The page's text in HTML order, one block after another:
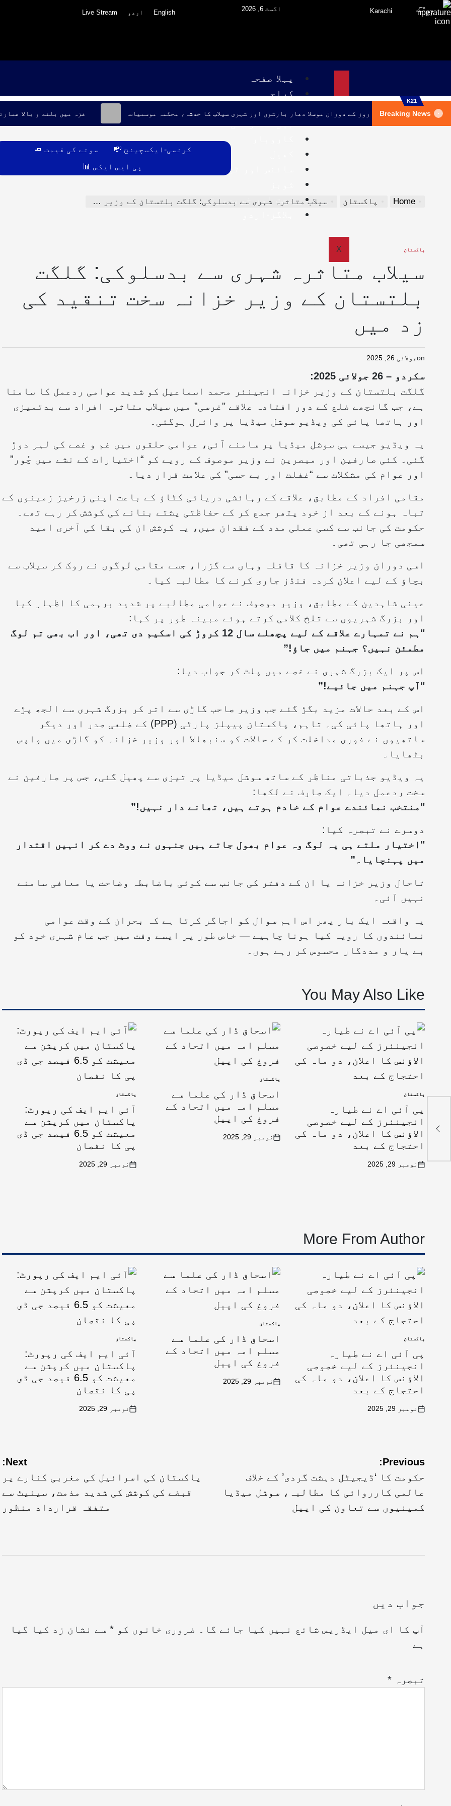
27
°C
Karachi اگست 6, 2026 English اردو Live Stream
پہلا صفحہ
کراچی
بین الاقوامی
سائنس اور ٹیکنالوجی
صحت اور خوبصورتی
X
K21
Breaking News غزہ میں بلند و بالا کراچی میں اگلے تین روز کے دوران موسلا دھار بارشوں اور شہری سیلاب کا خدشہ، محکمہ موسمیات
کرنسی-ایکسچینج 💸
سونے کی قیمت 🧈
پی ایس ایکس 📊
Home پاکستان سیلاب متاثرہ شہری سے بدسلوکی: گلگت بلتستان کے وزیر خزانہ سخت تنقید کی زد میں
پاکستان
سیلاب متاثرہ شہری سے بدسلوکی: گلگت
بلتستان کے وزیر خزانہ سخت تنقید کی
زد میں
onجولائی 26, 2025
سکردو – 26 جولائی 2025
:
گلگت بلتستان کے وزیر خزانہ انجینئر محمد اسماعیل کو شدید عوامی ردعمل کا سامنا
ہے، جب گانچھے ضلع کے دور افتادہ علاقے "غرسی” میں سیلاب متاثرہ افراد سے بدتمیزی
اور ہاتھا پائی کی ویڈیو سوشل میڈیا پر وائرل ہوگئی۔
یہ ویڈیو جیسے ہی سوشل میڈیا پر سامنے آئی، عوامی حلقوں میں غم و غصے کی لہر دوڑ
گئی۔ کئی صارفین اور مبصرین نے وزیر موصوف کے رویے کو “اختیارات کے نشے میں چُور”
اور عوام کی مشکلات سے “غفلت اور بے حسی” کی علامت قرار دیا۔
مقامی افراد کے مطابق، علاقے کے رہائشی دریائی کٹاؤ کے باعث اپنی زرخیز زمینوں کے
تباہ ہونے کے بعد از خود پتھر جمع کر کے حفاظتی پشتے بنانے کی کوشش کر رہے تھے۔
حکومت کی جانب سے کسی عملی مدد کے فقدان میں، یہ کوشش ان کی بقا کی آخری امید
سمجھی جا رہی تھی۔
اسی دوران وزیر خزانہ کا قافلہ وہاں سے گزرا، جسے مقامی لوگوں نے روک کر سیلاب سے
بچاؤ کے لیے اعلان کردہ فنڈز جاری کرنے کا مطالبہ کیا۔
عینی شاہدین کے مطابق، وزیر موصوف نے عوامی مطالبے پر شدید برہمی کا اظہار کیا
اور بزرگ شہریوں سے تلخ کلامی کرتے ہوئے مبینہ طور پر کہا:
"ہم نے تمہارے علاقے کے لیے پچھلے سال 12 کروڑ کی اسکیم دی تھی، اور اب بھی تم لوگ
مطمئن نہیں؟ جہنم میں جاؤ!”
اس پر ایک بزرگ شہری نے غصے میں پلٹ کر جواب دیا:
"آپ جہنم میں جائیے!”
اس کے بعد حالات مزید بگڑ گئے جب وزیر صاحب گاڑی سے اتر کر بزرگ شہری سے الجھ پڑے
اور ہاتھا پائی کی۔ تاہم، پاکستان پیپلز پارٹی (PPP) کے ضلعی صدر اور دیگر
ساتھیوں نے فوری مداخلت کر کے حالات کو سنبھالا اور وزیر خزانہ کو گاڑی میں واپس
بٹھایا۔
یہ ویڈیو جذباتی مناظر کے ساتھ سوشل میڈیا پر تیزی سے پھیل گئی، جس پر صارفین نے
سخت ردعمل دیا۔ ایک صارف نے لکھا:
"منتخب نمائندے عوام کے خادم ہوتے ہیں، تھانے دار نہیں!”
دوسرے نے تبصرہ کیا:
"اختیار ملتے ہی یہ لوگ وہ عوام بھول جاتے ہیں جنہوں نے ووٹ دے کر انہیں اقتدار
میں پہنچایا۔”
تاحال وزیر خزانہ یا ان کے دفتر کی جانب سے کوئی باضابطہ وضاحت یا معافی سامنے
نہیں آئی۔
یہ واقعہ ایک بار پھر اس اہم سوال کو اجاگر کرتا ہے کہ بحران کے وقت عوامی
نمائندوں کا رویہ کیا ہونا چاہیے — خاص طور پر ایسے وقت میں جب عام شہری خود کو
بے یار و مددگار محسوس کر رہے ہوں۔
You May Also Like
پاکستان
پی آئی اے نے طیارہ
انجینئرز کے لیے خصوصی
الاؤنس کا اعلان، دو ماہ کی
احتجاج کے بعد
نومبر 29, 2025
پاکستان
اسحاق ڈار کی علما سے
مسلم امہ میں اتحاد کے
فروغ کی اپیل
نومبر 29, 2025
پاکستان
آئی ایم ایف کی رپورٹ:
پاکستان میں کرپشن سے
معیشت کو 6.5 فیصد جی ڈی
پی کا نقصان
نومبر 29, 2025
More From Author
پاکستان
پی آئی اے نے طیارہ
انجینئرز کے لیے خصوصی
الاؤنس کا اعلان، دو ماہ کی
احتجاج کے بعد
نومبر 29, 2025
پاکستان
اسحاق ڈار کی علما سے
مسلم امہ میں اتحاد کے
فروغ کی اپیل
نومبر 29, 2025
پاکستان
آئی ایم ایف کی رپورٹ:
پاکستان میں کرپشن سے
معیشت کو 6.5 فیصد جی ڈی
پی کا نقصان
نومبر 29, 2025
Previous:
حکومت کا ‘ڈیجیٹل دہشت گردی’ کے خلاف
عالمی کارروائی کا مطالبہ، سوشل میڈیا
کمپنیوں سے تعاون کی اپیل
Next:
پاکستان کی اسرائیل کی مغربی کنارے پر
قبضے کی کوشش کی شدید مذمت، سینیٹ سے
متفقہ قرارداد منظور
جواب دیں
آپ کا ای میل ایڈریس شائع نہیں کیا جائے گا۔ ضروری خانوں کو * سے نشان زد کیا گیا
ہے
تبصرہ *